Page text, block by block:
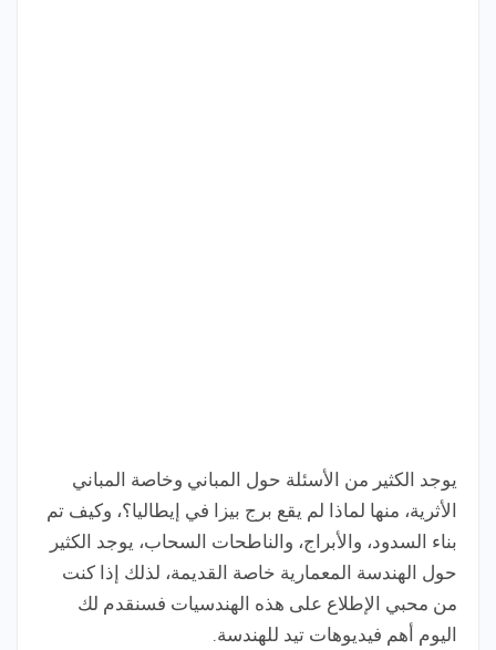
يوجد الكثير من الأسئلة حول المباني وخاصة المباني
الأثرية، منها لماذا لم يقع برج بيزا في إيطاليا؟، وكيف تم
بناء السدود، والأبراج، والناطحات السحاب، يوجد الكثير
حول الهندسة المعمارية خاصة القديمة، لذلك إذا كنت
من محبي الإطلاع على هذه الهندسيات فسنقدم لك
اليوم أهم فيديوهات تيد للهندسة.